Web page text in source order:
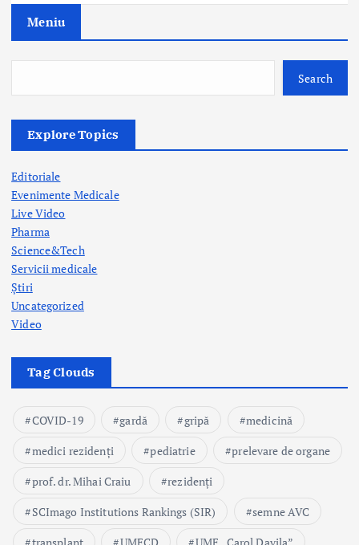
t
i
n
Meniu
Search
Explore Topics
Editoriale
Evenimente Medicale
Live Video
Pharma
Science&Tech
Servicii medicale
Știri
Uncategorized
Video
Tag Clouds
COVID-19 gardă gripă
medicină
medici rezidenți
pediatrie
prelevare de organe
prof. dr. Mihai Craiu
rezidenți
SCImago Institutions Rankings (SIR)
semne AVC